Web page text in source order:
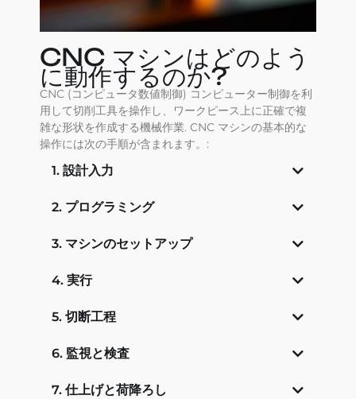
CNC マシンはどのよう
に動作するのか?
CNC (コンピュータ数値制御) コンピューター制御を利
用して切削工具を操作し、ワークピース上に正確で複
雑な形状を作成する機械作業. CNC マシンの基本的な
操作には次の手順が含まれます。:
1. 設計入力
2. プログラミング
3. マシンのセットアップ
4. 実行
5. 切断工程
6. 監視と検査
7. 仕上げと荷降ろし